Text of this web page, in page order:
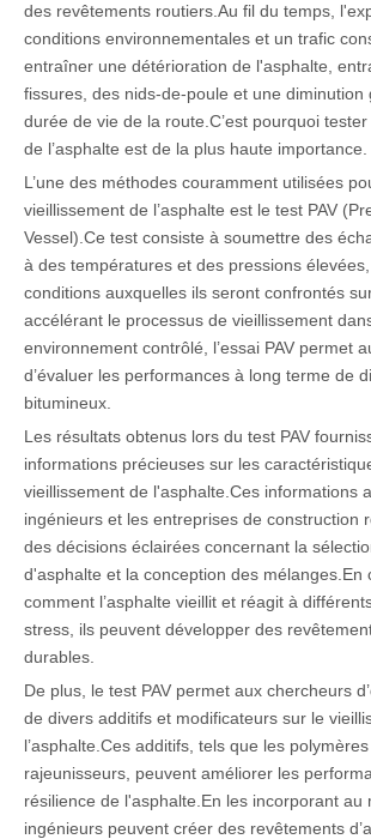
des revêtements routiers.Au fil du temps,
conditions environnementales et un trafic
entraîner une détérioration de l'asphalte,
fissures, des nids-de-poule et une diminution
durée de vie de la route.C’est pourquoi
de l’asphalte est de la plus haute importance.
L’une des méthodes couramment utilisées
vieillissement de l’asphalte est le test PAV
Vessel).Ce test consiste à soumettre des
à des températures et des pressions
conditions auxquelles ils seront confrontés
accélérant le processus de vieillissement
environnement contrôlé, l’essai PAV permet
d’évaluer les performances à long terme de
bitumineux.
Les résultats obtenus lors du test PAV
informations précieuses sur les
vieillissement de l'asphalte.Ces informations
ingénieurs et les entreprises de construction
des décisions éclairées concernant la
d'asphalte et la conception des mélanges.En
comment l’asphalte vieillit et réagit à
stress, ils peuvent développer des
durables.
De plus, le test PAV permet aux chercheurs
de divers additifs et modificateurs sur le
l’asphalte.Ces additifs, tels que les
rajeunisseurs, peuvent améliorer les
résilience de l'asphalte.En les incorporant au
ingénieurs peuvent créer des revêtements